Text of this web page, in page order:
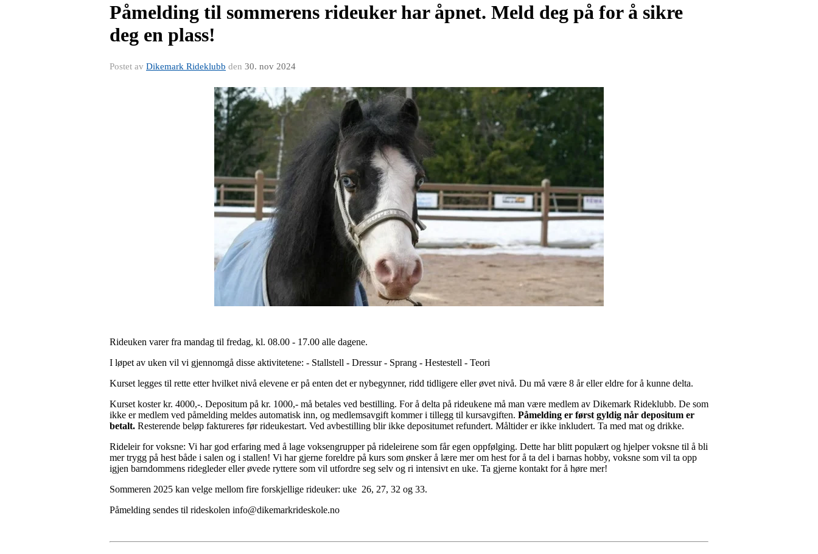
Påmelding til sommerens rideuker har åpnet. Meld deg på for å sikre
deg en plass!
Postet av Dikemark Rideklubb den 30. nov 2024
Rideuken varer fra mandag til fredag, kl. 08.00 - 17.00 alle dagene.
I løpet av uken vil vi gjennomgå disse aktivitetene: - Stallstell - Dressur - Sprang - Hestestell - Teori
Kurset legges til rette etter hvilket nivå elevene er på enten det er nybegynner, ridd tidligere eller øvet nivå. Du må være 8 år eller eldre for å kunne delta.
Kurset koster kr. 4000,-. Depositum på kr. 1000,- må betales ved bestilling. For å delta på rideukene må man være medlem av Dikemark Rideklubb. De som
ikke er medlem ved påmelding meldes automatisk inn, og medlemsavgift kommer i tillegg til kursavgiften. Påmelding er først gyldig når depositum er
betalt. Resterende beløp faktureres før rideukestart. Ved avbestilling blir ikke depositumet refundert. Måltider er ikke inkludert. Ta med mat og drikke.
Rideleir for voksne: Vi har god erfaring med å lage voksengrupper på rideleirene som får egen oppfølging. Dette har blitt populært og hjelper voksne til å bli
mer trygg på hest både i salen og i stallen! Vi har gjerne foreldre på kurs som ønsker å lære mer om hest for å ta del i barnas hobby, voksne som vil ta opp
igjen barndommens ridegleder eller øvede ryttere som vil utfordre seg selv og ri intensivt en uke. Ta gjerne kontakt for å høre mer!
Sommeren 2025 kan velge mellom fire forskjellige rideuker: uke 26, 27, 32 og 33.
Påmelding sendes til rideskolen info@dikemarkrideskole.no